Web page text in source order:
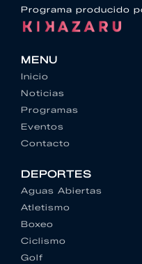
Programa producido
MENU
Inicio
Noticias
Programas
Eventos
Contacto
DEPORTES
Aguas Abiertas
Atletismo
Boxeo
Ciclismo
Golf